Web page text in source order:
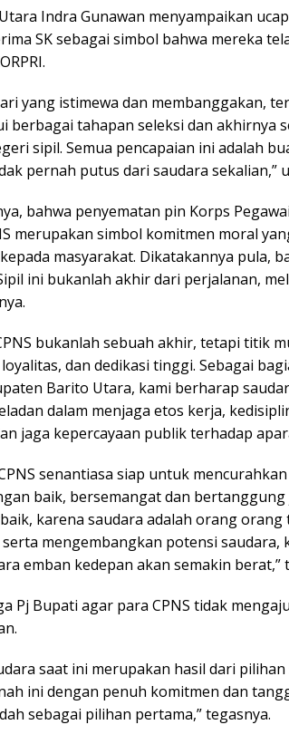
Indra Gunawan menyampaikan
SK sebagai simbol bahwa mereka
yang istimewa dan membanggakan,
berbagai tahapan seleksi dan akhirnya
sipil. Semua pencapaian ini adalah
pernah putus dari saudara sekalian,”
bahwa penyematan pin Korps
merupakan simbol komitmen moral
masyarakat. Dikatakannya pula,
ini bukanlah akhir dari perjalanan,
bukanlah sebuah akhir, tetapi titik
dan dedikasi tinggi. Sebagai
Barito Utara, kami berharap
dalam menjaga etos kerja,
jaga kepercayaan publik terhadap
senantiasa siap untuk
baik, bersemangat dan
karena saudara adalah orang
mengembangkan potensi
emban kedepan akan semakin berat,”
Pj Bupati agar para CPNS tidak
saat ini merupakan hasil dari
ini dengan penuh komitmen dan
sebagai pilihan pertama,” tegasnya.